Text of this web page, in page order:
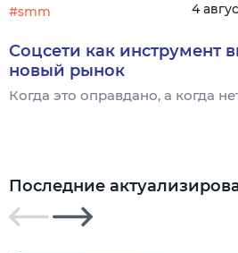
#smm 4
Соцсети как инструмент
новый рынок
Когда это оправдано, а когда
Последние